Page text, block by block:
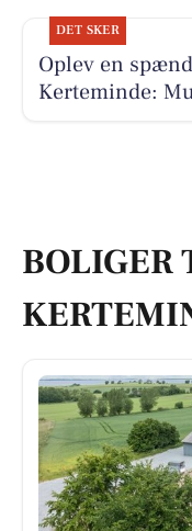
DET SKER
Oplev en
Kerteminde:
BOLIGER